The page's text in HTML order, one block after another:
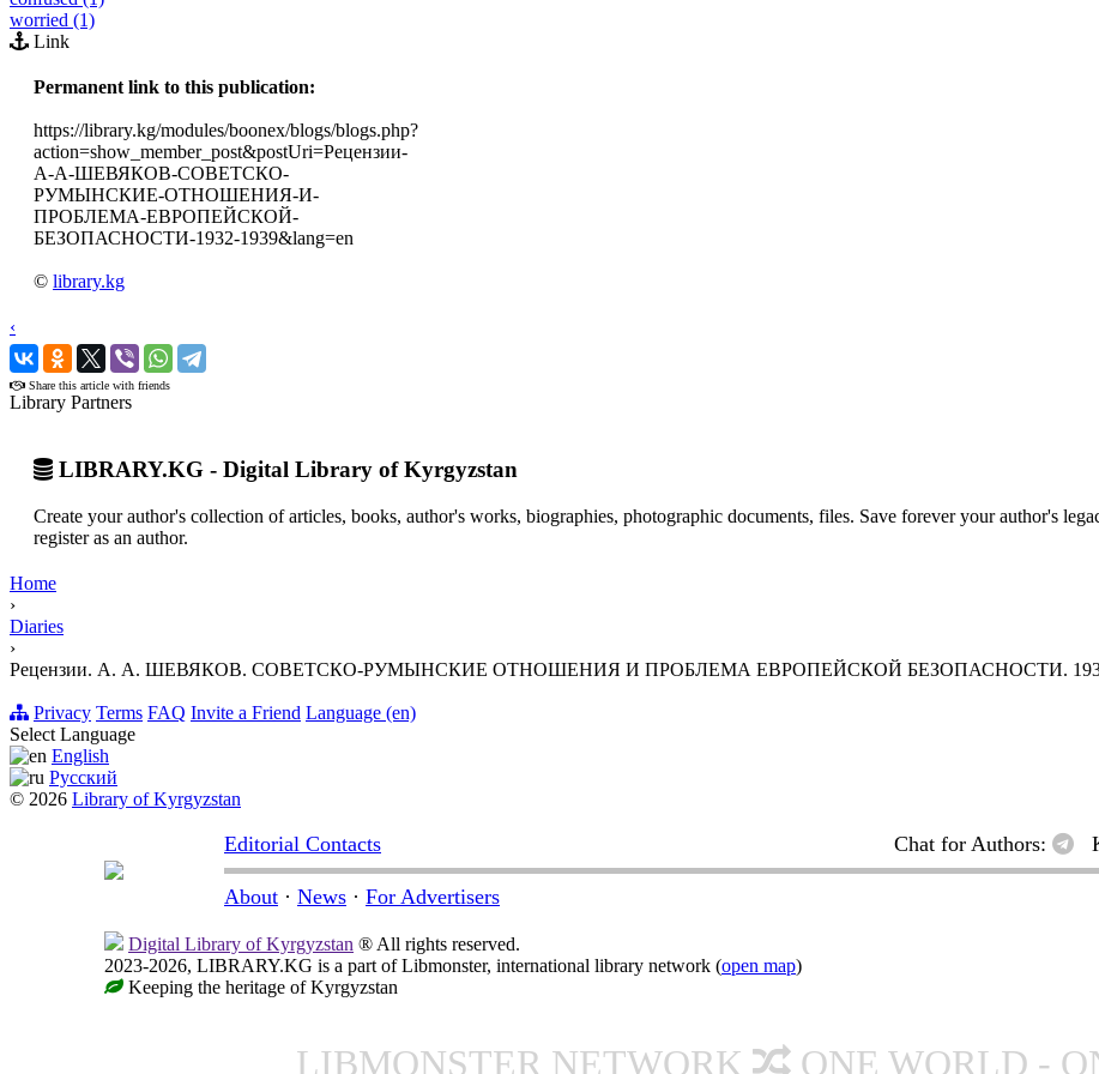
worried (1)
Link
Permanent link to this publication:
https://library.kg/modules/boonex/blogs/blogs.php?
action=show_member_post&postUri=Рецензии-
А-А-ШЕВЯКОВ-СОВЕТСКО-
РУМЫНСКИЕ-ОТНОШЕНИЯ-И-
ПРОБЛЕМА-ЕВРОПЕЙСКОЙ-
БЕЗОПАСНОСТИ-1932-1939&lang=en
© library.kg
‹
›
Share this article with friends
Library Partners
LIBRARY.KG - Digital Library of Kyrgyzstan
Create your author's collection of articles, books, author's works, biographies, photographic documents, files. Save forever your author's
register as an author.
Home
›
Diaries
›
Рецензии. А. А. ШЕВЯКОВ. СОВЕТСКО-РУМЫНСКИЕ ОТНОШЕНИЯ И ПРОБЛЕМА ЕВРОПЕЙСКОЙ БЕЗОПАСНОСТИ.
Privacy Terms FAQ Invite a Friend Language (en)
Select Language
English
Русский
© 2026 Library of Kyrgyzstan
Editorial Contacts Chat for Authors:
About · News · For Advertisers
Digital Library of Kyrgyzstan ® All rights reserved.
2023-2026, LIBRARY.KG is a part of Libmonster, international library network (open map)
Keeping the heritage of Kyrgyzstan
LIBMONSTER NETWORK ONE WORLD -